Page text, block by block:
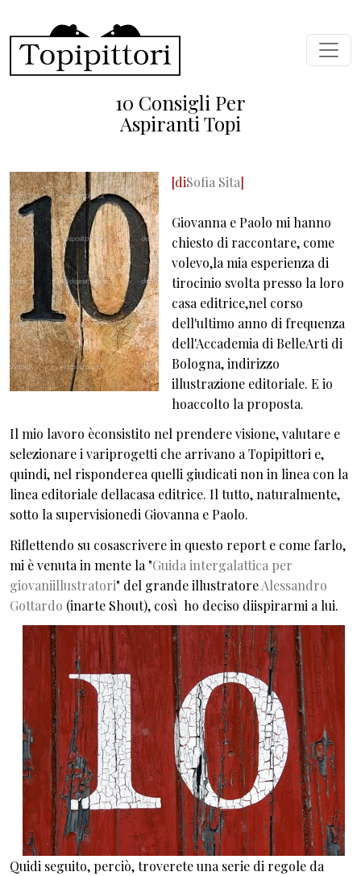
10 Consigli Per
Aspiranti Topi
[diSofia Sita]
Giovanna e Paolo mi hanno
chiesto di raccontare, come
volevo,la mia esperienza di
tirocinio svolta presso la loro
casa editrice,nel corso
dell'ultimo anno di frequenza
dell'Accademia di BelleArti di
Bologna, indirizzo
illustrazione editoriale. E io
hoaccolto la proposta.
Il mio lavoro èconsistito nel prendere visione, valutare e
selezionare i variprogetti che arrivano a Topipittori e,
quindi, nel risponderea quelli giudicati non in linea con la
linea editoriale dellacasa editrice. Il tutto, naturalmente,
sotto la supervisionedi Giovanna e Paolo.
Riflettendo su cosascrivere in questo report e come farlo,
mi è venuta in mente la "Guida intergalattica per
giovaniillustratori" del grande illustratoreAlessandro
Gottardo (inarte Shout), così ho deciso diispirarmi a lui.
Quidi seguito, perciò, troverete una serie di regole da